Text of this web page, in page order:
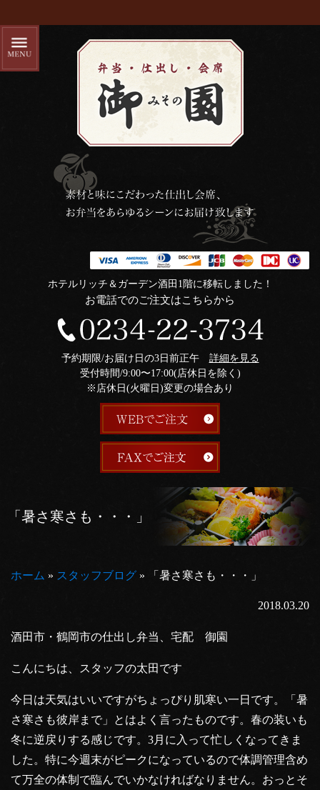
ホテルリッチ＆ガーデン酒田1階に移転しました！
お電話でのご注文はこちらから
予約期限/お届け日の3日前正午 詳細を見る
受付時間/9:00〜17:00(店休日を除く)
※店休日(火曜日)変更の場合あり
「暑さ寒さも・・・」
ホーム » スタッフブログ » 「暑さ寒さも・・・」
2018.03.20
酒田市・鶴岡市の仕出し弁当、宅配 御園
こんにちは、スタッフの太田です
今日は天気はいいですがちょっぴり肌寒い一日です。「暑
さ寒さも彼岸まで」とはよく言ったものです。春の装いも
冬に逆戻りする感じです。3月に入って忙しくなってきま
した。特に今週末がピークになっているので体調管理含め
て万全の体制で臨んでいかなければなりません。おっとそ